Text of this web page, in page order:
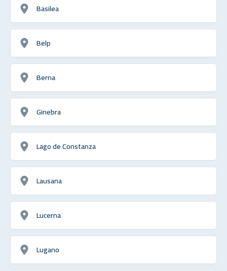
Basilea
Belp
Berna
Ginebra
Lago de Constanza
Lausana
Lucerna
Lugano